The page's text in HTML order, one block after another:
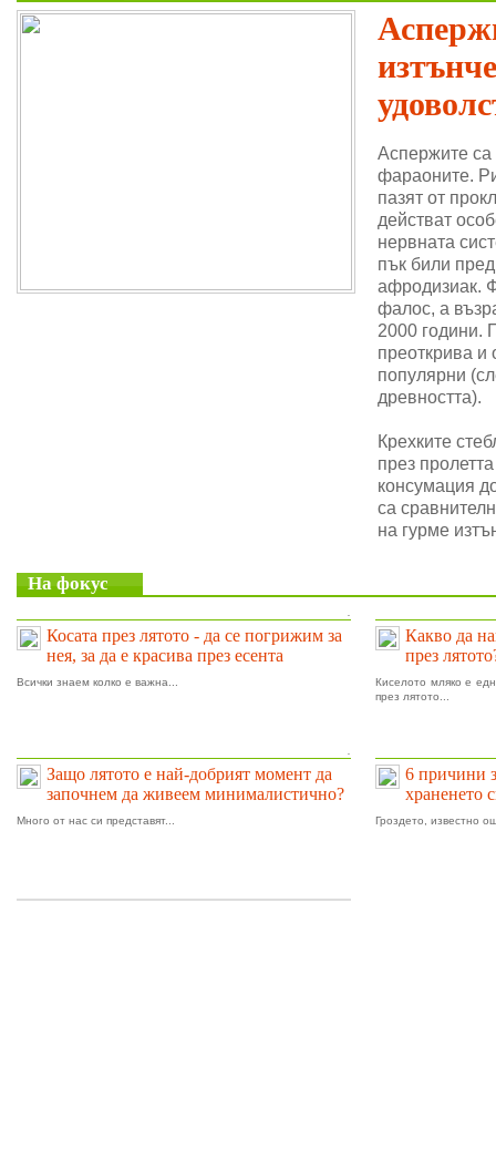
Аспержите
фараоните.
пазят от
действат
нервната
пък били
афродизиак.
фалос, а
2000 години.
преоткрива и
популярни
древността).
Крехките
през
консумация
са
на гурме
На фокус
Косата през лятото - да се погрижим за
нея, за да е красива през есента
Всички знаем колко е важна...
Какво да
през
Киселото мляко е
през лятото...
Защо лятото е най-добрият момент да
започнем да живеем минималистично?
Много от нас си представят...
6 причини
храненето
Гроздето, известно